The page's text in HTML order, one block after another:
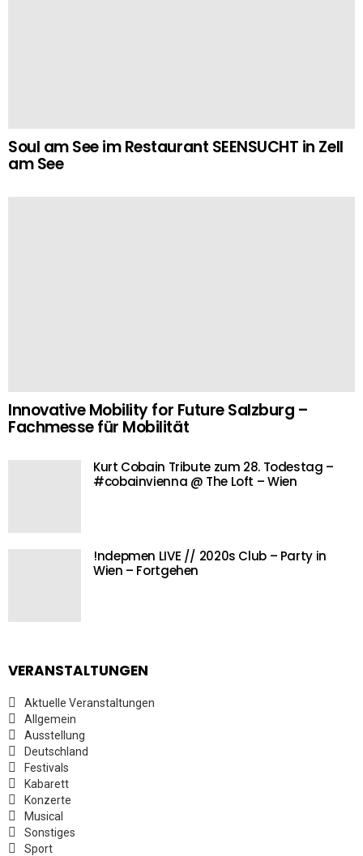
Soul am See im Restaurant SEENSUCHT in Zell
am See
Innovative Mobility for Future Salzburg –
Fachmesse für Mobilität
Kurt Cobain Tribute zum 28. Todestag –
#cobainvienna @ The Loft – Wien
!ndepmen LIVE // 2020s Club – Party in
Wien – Fortgehen
VERANSTALTUNGEN
Aktuelle Veranstaltungen
Allgemein
Ausstellung
Deutschland
Festivals
Kabarett
Konzerte
Musical
Sonstiges
Sport